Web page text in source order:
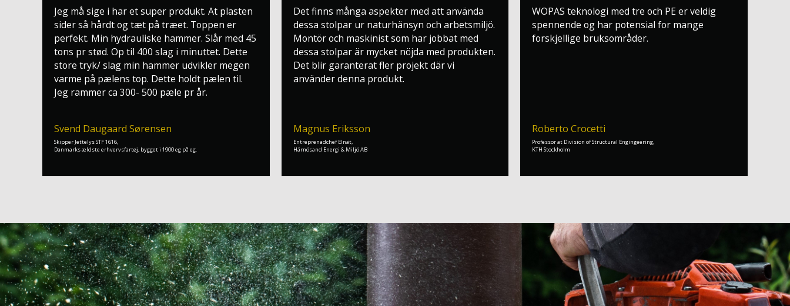
Jeg må sige i har et super produkt. At plasten
sider så hårdt og tæt på træet. Toppen er
perfekt. Min hydrauliske hammer. Slår med 45
tons pr stød. Op til 400 slag i minuttet. Dette
store tryk/ slag min hammer udvikler megen
varme på pælens top. Dette holdt pælen til.
Jeg rammer ca 300- 500 pæle pr år.
Svend Daugaard Sørensen
Skipper Jettelys STF 1616,
Danmarks ældste erhvervsfartøj, bygget i 1900 eg på eg.
Det finns många aspekter med att använda
dessa stolpar ur naturhänsyn och arbetsmiljö.
Montör och maskinist som har jobbat med
dessa stolpar är mycket nöjda med produkten.
Det blir garanterat fler projekt där vi
använder denna produkt.
Magnus Eriksson
Entreprenadchef Elnät,
Härnösand Energi & Miljö AB
WOPAS teknologi med tre och PE er veldig
spennende og har potensial for mange
forskjellige bruksområder.
Roberto Crocetti
Professor at Division of Structural Engingeering,
KTH Stockholm